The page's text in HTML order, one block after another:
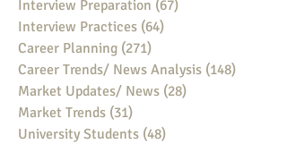
Interview Preparation (67)
Interview Practices (64)
Career Planning (271)
Career Trends/ News Analysis (148)
Market Updates/ News (28)
Market Trends (31)
University Students (48)